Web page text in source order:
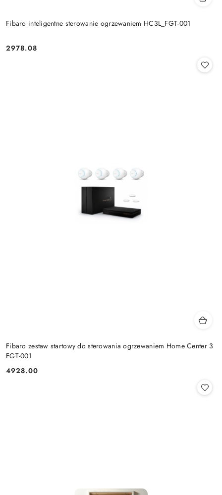
Fibaro inteligentne sterowanie ogrzewaniem HC3L_FGT-001
Cena:
2978.08
Fibaro zestaw startowy do sterowania ogrzewaniem Home Center 3
FGT-001
Cena:
4928.00